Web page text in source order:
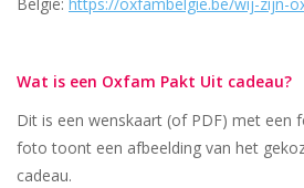
Wat is een Oxfam Pakt Uit cadeau?
Dit is een wenskaart (of PDF) met een
foto toont een afbeelding van het
cadeau.